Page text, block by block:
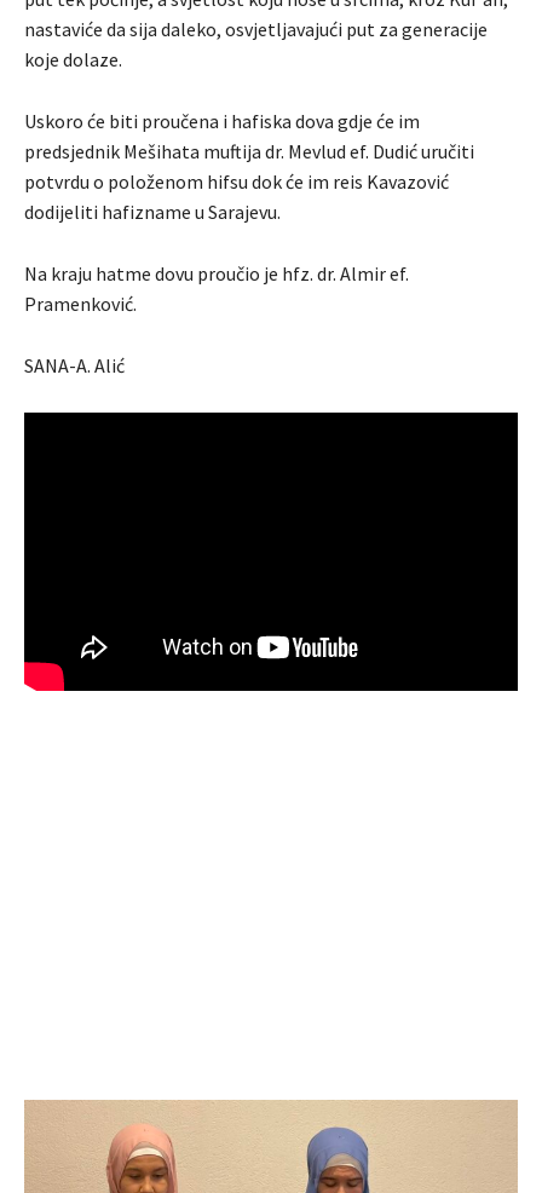
nastaviće da sija daleko, osvjetljavajući put za generacije
koje dolaze.
Uskoro će biti proučena i hafiska dova gdje će im
predsjednik Mešihata muftija dr. Mevlud ef. Dudić uručiti
potvrdu o položenom hifsu dok će im reis Kavazović
dodijeliti hafizname u Sarajevu.
Na kraju hatme dovu proučio je hfz. dr. Almir ef.
Pramenković.
SANA-A. Alić